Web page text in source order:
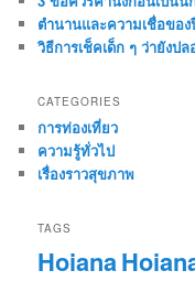
ตำนานและความเชื่อขอ
วิธีการเช็คเด็ก ๆ ว่ายังป
CATEGORIES
การท่องเที่ยว
ความรู้ทั่วไป
เรื่องราวสุขภาพ
TAGS
Hoiana